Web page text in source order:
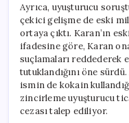
Ayrıca, uyuşturucu
çekici gelişme de eski
ortaya çıktı. Karan’ın
ifadesine göre, Karan
suçlamaları reddederek
tutuklandığını öne
ismin de kokain
zincirleme uyuşturucu
cezası talep ediliyor.